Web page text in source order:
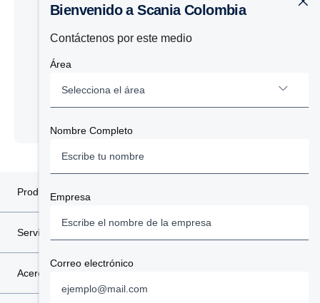
Bienvenido a Scania Colombia
Contáctenos por este medio
Área
Selecciona el área
Camiones Seminuevos
Servicios
Nombre Completo
Empresa
Correo electrónico
Productos
Servicios
Acerca de Scania